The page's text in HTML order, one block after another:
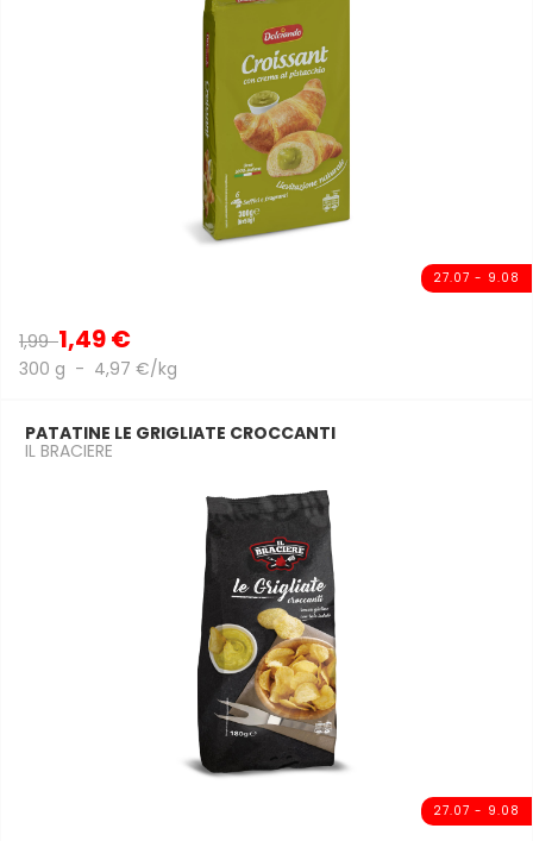
27.07 - 9.08
1,991,49 €
300 g - 4,97 €/kg
27.07 - 9.08
PATATINE LE GRIGLIATE CROCCANTI
IL BRACIERE